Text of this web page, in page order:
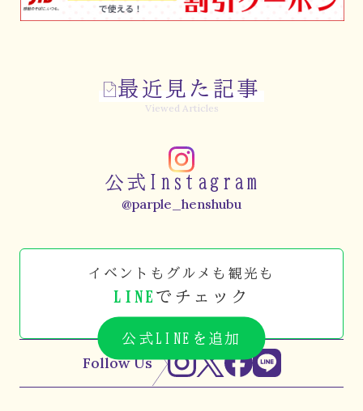
最近見た記事
Viewed Articles
公式Instagram
@parple_henshubu
イベントもグルメも観光も
LINE でチェック
公式LINEを追加
Follow Us